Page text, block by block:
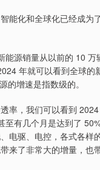
能化和全球化已经成为
能源销量从以前的 10
年就可以看到全球的
的增速是指数级的。
率，我们可以看到
至有几个月是达到了
电驱、电控，各式各样
来了非常大的增量，也